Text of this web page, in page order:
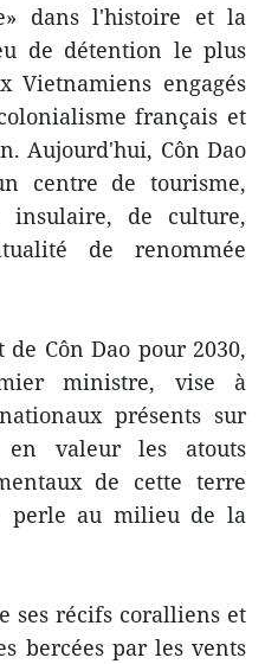
dans l'histoire et la
de détention le plus
Vietnamiens engagés
français et
Aujourd'hui, Côn Dao
centre de tourisme,
insulaire, de culture,
de renommée
Côn Dao pour 2030,
ministre, vise à
présents sur
valeur les atouts
de cette terre
perle au milieu de la
ses récifs coralliens et
bercées par les vents